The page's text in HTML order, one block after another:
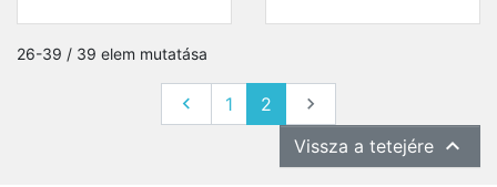
26-39 / 39 elem mutatása
Előző
 1 2 Következő

Vissza a tetejére 